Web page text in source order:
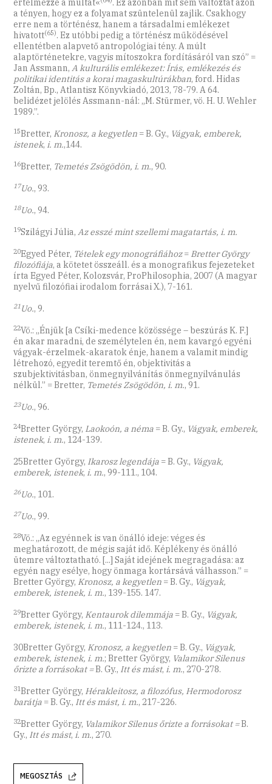
értelmezze a múltat«
. Ez azonban mit sem változtat azon
a tényen, hogy ez a folyamat szüntelenül zajlik. Csakhogy
erre nem a történész, hanem a társadalmi emlékezet
hivatott(65). Ez utóbbi pedig a történész működésével
ellentétben alapvető antropológiai tény. A múlt
alaptörténetekre, vagyis mítoszokra fordításáról van szó” =
Jan Assmann,A kulturális emlékezet: Írás, emlékezés és
politikai identitás a korai magaskultúrákban, ford. Hidas
Zoltán, Bp., Atlantisz Könyvkiadó, 2013, 78-79. A 64.
belidézet jelölés Assmann-nál: „M. Stürmer, vö. H. U. Wehler
1989.”.
15Bretter, Kronosz, a kegyetlen = B. Gy., Vágyak, emberek,
istenek, i. m.,144.
16Bretter, Temetés Zsögödön, i. m., 90.
17Uo., 93.
18Uo., 94.
19Szilágyi Júlia,Az esszé mint szellemi magatartás, i. m.
20Egyed Péter, Tételek egy monográfiához= Bretter György
filozófiája, a kötetet összeáll. és a monografikus fejezeteket
írta Egyed Péter, Kolozsvár, ProPhilosophia, 2007 (A magyar
nyelvű filozófiai irodalom forrásai X.), 7-161.
21Uo., 9.
22Vö.: „Énjük [a Csíki-medence közössége – beszúrás K. F.]
én akar maradni, de személytelen én, nem kavargó egyéni
vágyak-érzelmek-akaratok énje, hanem a valamit mindig
létrehozó, egyedit teremtő én, objektivitás a
szubjektivitásban, önmegnyilvánítás önmegnyilvánulás
nélkül.” = Bretter, Temetés Zsögödön, i. m., 91.
23Uo., 96.
24Bretter György, Laokoón, a néma = B. Gy., Vágyak, emberek,
istenek, i. m., 124-139.
25Bretter György, Ikarosz legendája = B. Gy., Vágyak,
emberek, istenek, i. m., 99-111., 104.
26Uo., 101.
27Uo., 99.
28Vö.: „Az egyénnek is van önálló ideje: véges és
meghatározott, de mégis saját idő. Képlékeny és önálló
ütemre változtatható. [...] Saját idejének megragadása: az
egyén nagy esélye, hogy önmaga kortársává válhasson.” =
Bretter György, Kronosz, a kegyetlen = B. Gy., Vágyak,
emberek, istenek, i. m., 139-155. 147.
29Bretter György, Kentaurok dilemmája = B. Gy., Vágyak,
emberek, istenek, i. m., 111-124., 113.
30Bretter György, Kronosz, a kegyetlen = B. Gy., Vágyak,
emberek, istenek, i. m.; Bretter György, Valamikor Silenus
őrizte a forrásokat =B. Gy., Itt és mást, i. m., 270-278.
31Bretter György, Hérakleitosz, a filozófus, Hermodorosz
barátja = B. Gy., Itt és mást, i. m., 217-226.
32Bretter György, Valamikor Silenus őrizte a forrásokat =B.
Gy., Itt és mást, i. m., 270.
MEGOSZTÁS